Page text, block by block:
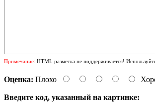
Примечание: HTML разметка не поддерживается!
Оценка: Плохо
Введите код, указанный на картинке: